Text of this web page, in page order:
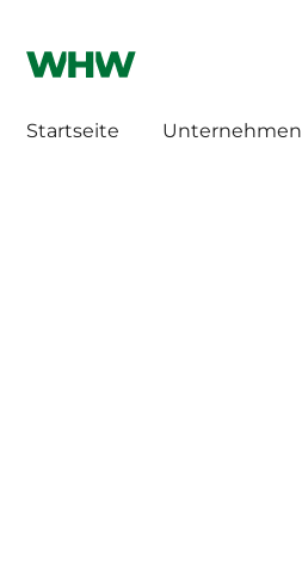
Startseite Unternehmen